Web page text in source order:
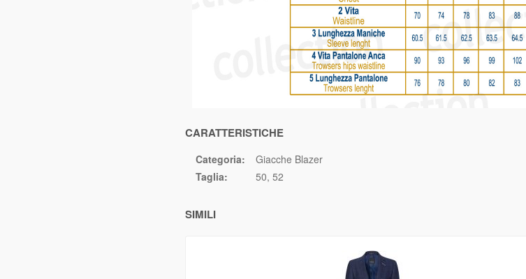
CARATTERISTICHE
Categoria:
Giacche Blazer
Taglia:
50 52
SIMILI